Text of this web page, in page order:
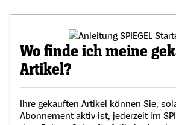
Wo finde ich meine
Artikel?
Ihre gekauften Artikel können Sie,
Abonnement aktiv ist, jederzeit im